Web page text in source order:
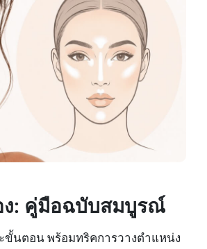
ง: คู่มือฉบับสมบูรณ์
ขั้นตอน พร้อมทริคการวางตำแหน่ง